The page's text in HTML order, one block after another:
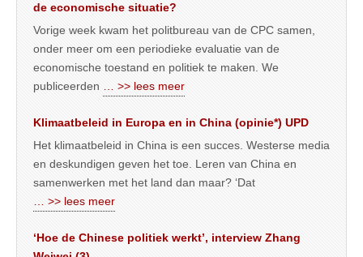
de economische situatie?
Vorige week kwam het politbureau van de CPC samen,
onder meer om een periodieke evaluatie van de
economische toestand en politiek te maken. We
publiceerden
… >> lees meer
Klimaatbeleid in Europa en in China (opinie*) UPD
Het klimaatbeleid in China is een succes. Westerse media
en deskundigen geven het toe. Leren van China en
samenwerken met het land dan maar? ‘Dat
… >> lees meer
‘Hoe de Chinese politiek werkt’, interview Zhang